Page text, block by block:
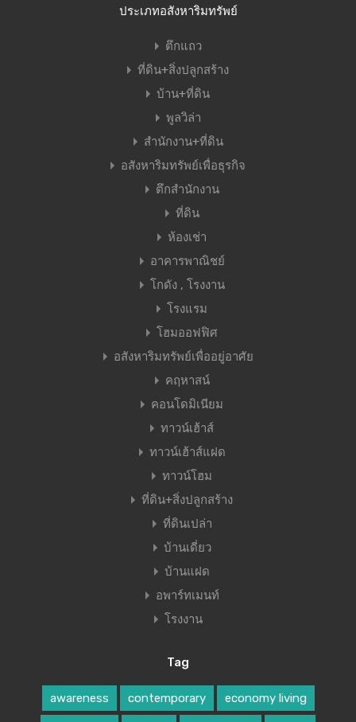
ประเภทอสังหาริมทรัพย์
ตึกแถว
ที่ดิน+สิ่งปลูกสร้าง
บ้าน+ที่ดิน
พูลวิล่า
สำนักงาน+ที่ดิน
อสังหาริมทรัพย์เพื่อธุรกิจ
ตึกสำนักงาน
ที่ดิน
ห้องเช่า
อาคารพาณิชย์
โกดัง , โรงงาน
โรงแรม
โฮมออฟฟิศ
อสังหาริมทรัพย์เพื่ออยู่อาศัย
คฤหาสน์
คอนโดมิเนียม
ทาวน์เฮ้าส์
ทาวน์เฮ้าส์แฝด
ทาวน์โฮม
ที่ดิน+สิ่งปลูกสร้าง
ที่ดินเปล่า
บ้านเดี่ยว
บ้านแฝด
อพาร์ทเมนท์
โรงงาน
Tag
awareness contemporary economy living